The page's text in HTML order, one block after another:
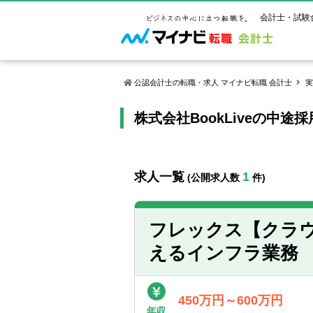
会計士・試験
サービス紹介
マイナビ転
転職お役立ち情報
ご状況別
はじめての
2回目以降
業界情報
会計士試
試験科目一
試験合格後
求人情報
保有資格
公認会計士
USCPA（
公認会計士の転職・求人 マイナビ転職 会計士
株式会社BookLiveの中途採
求人一覧 (公開求人数 1 件)
フレックス【クラ
えるインフラ業務
450万円～600万円